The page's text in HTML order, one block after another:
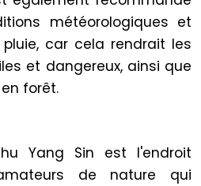
météorologiques et
car cela rendrait les
et dangereux, ainsi que
forêt.
Yang Sin est l'endroit
de nature qui